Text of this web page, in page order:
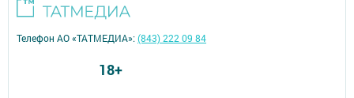
Телефон АО «ТАТМЕДИА»:(843) 222 09 84
18+